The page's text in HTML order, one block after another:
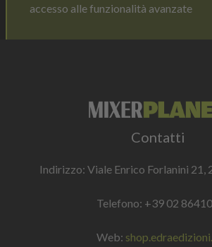
accesso alle funzionalità avanzate
Contatti
Indirizzo: Viale Enrico Forlanini 21,
Telefono: +39 02
Web: